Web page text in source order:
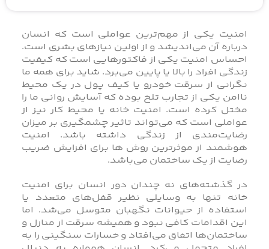
امنیت یکی از مهم‌ترین عواملی است که انسان
درباره آن می‌اندیشد و از اولین نیازهای بشری است.
احساس امنیت یکی از فاکتورهایی است که کیفیت
زندگی افراد را بالا یا پایین می‌برد. شاید برای همه ما
نگرانی از سرقت خودرو یا کیف پول در یک محیط
ناامن یکی از تجارب تلخ بوده که آسایش روانی ما را
مختل کرده است. امنیت خانه یا محیط کار نیز از
عواملی است که می‌تواند تاثیر چشمگیری بر میزان
رضایت‌مندی از زندگی داشته باشد. امنیت
هوشمند از موثرترین روش ها برای افزایش ضریب
رضایت از یک ساختمان می‌باشد.
در گذشته‌های نه چندان دور انسان برای امنیت
خانه تنها به وسایلی نظیر قفل‌های متعدد یا
استفاده از حیوانات نگهبان متوسل می‌شد. اما
این اقدامات کافی نبود و همیشه سرقت از منازل و
ساختمان‌ها اتفاق می‌افتاد و خسارات سنگینی را به